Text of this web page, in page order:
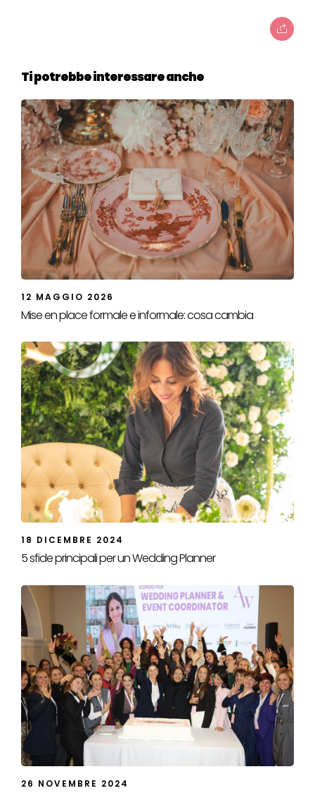
Ti potrebbe interessare anche
12 MAGGIO 2026
Mise en place formale e informale: cosa cambia
18 DICEMBRE 2024
5 sfide principali per un Wedding Planner
26 NOVEMBRE 2024